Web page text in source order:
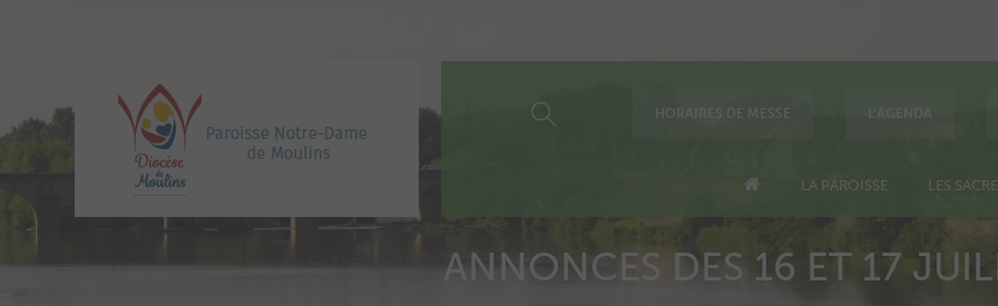
HORAIRES DE MESSE L’AGENDA
LA PAROISSE LES
ANNONCES DES 16 ET 17